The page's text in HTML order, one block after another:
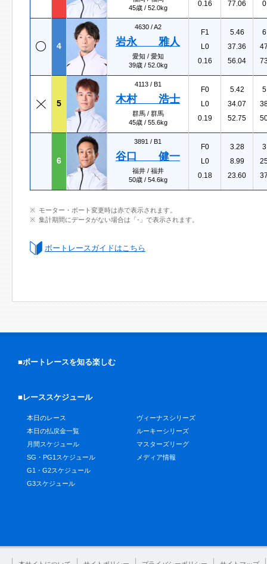
45歳 / 52.0kg
0.16
77.06
4
4630 /A2
岩永 雅人
愛知 / 愛知
39歳 / 52.0kg
F1
L0
0.16
5.46
37.36
56.04
5
4113 / B1
木村 浩士
群馬 / 群馬
45歳 / 55.6kg
F0
L0
0.19
5.42
34.07
52.75
6
3891 / B1
谷口 健一
福井 / 福井
50歳 / 54.6kg
F0
L0
0.18
3.28
8.99
23.60
モーター・ボート変更時は赤で表示されます。
集計期間にデータがない場合は「-」で表示されます。
ボートレースガイドはこちら
■ボートレースを知る楽しむ
■レーススケジュール
本日のレース
本日の払戻金一覧
月間スケジュール
SG・PG1スケジュール
G1・G2スケジュール
G3スケジュール
ヴィーナスシリーズ
ルーキーシリーズ
マスターズリーグ
メディア情報